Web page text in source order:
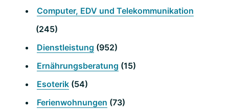
Computer, EDV und Telekommunikation
(245)
Dienstleistung (952)
Ernährungsberatung (15)
Esoterik (54)
Ferienwohnungen (73)